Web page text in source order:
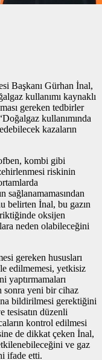
Başkanı Gürhan İnal,
kullanımı kaynaklı
gereken tedbirler
kullanımında
kazaların
kombi gibi
riskinin
sağlanamamasından
belirten İnal, bu gazın
oksijen
neden olabileceğini
gereken hususları
edilmemesi, yetkisiz
yaptırmamaları
sonra yeni bir cihaz
bildirilmesi gerektiğini
tesisatın düzenli
kontrol edilmesi
de dikkat çeken İnal,
ve gaz
ifade etti.